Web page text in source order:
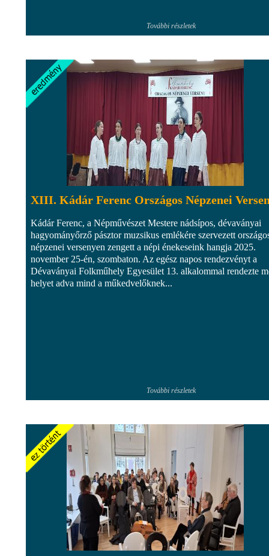
További részletek
XIII. Kádár Ferenc Országos Népzenei
Kádár Ferenc, a Népművészet Mestere nádsípos, dévaványai
hagyományőrző pásztor muzsikus emlékére szervezett
népzenei versenyen zengett a népi énekeseink hangja 2025.
november 25-én, szombaton. Az egész napos rendezvényt a
Dévaványai Folkműhely Egyesület 13. alkalommal rendezte
helyet adva mind a műkedvelőknek...
További részletek